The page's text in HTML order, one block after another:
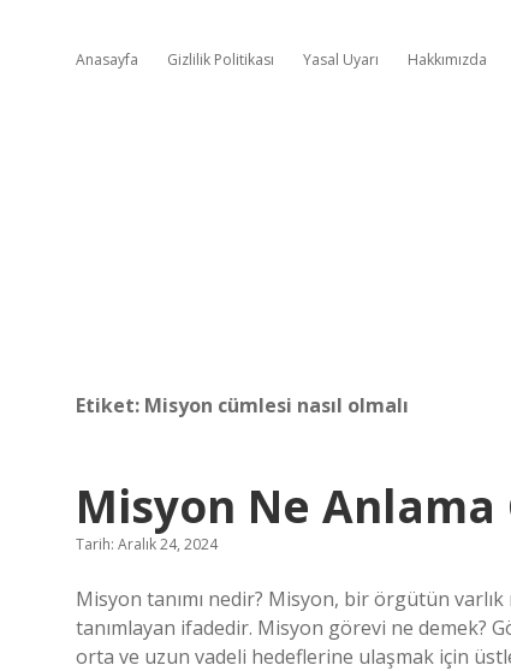
Anasayfa Gizlilik Politikası Yasal Uyarı Hakkımızda
Etiket: Misyon cümlesi nasıl olmalı
Misyon Ne Anlama
Tarih: Aralık 24, 2024
Misyon tanımı nedir? Misyon, bir örgütün
tanımlayan ifadedir. Misyon görevi ne demek?
orta ve uzun vadeli hedeflerine ulaşmak için